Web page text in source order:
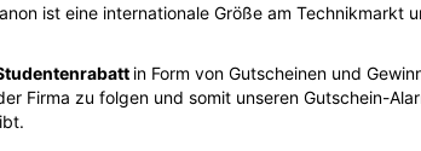
ist eine internationale Größe am Technikmarkt
in Form von Gutscheinen und
Firma zu folgen und somit unseren Gutschein-